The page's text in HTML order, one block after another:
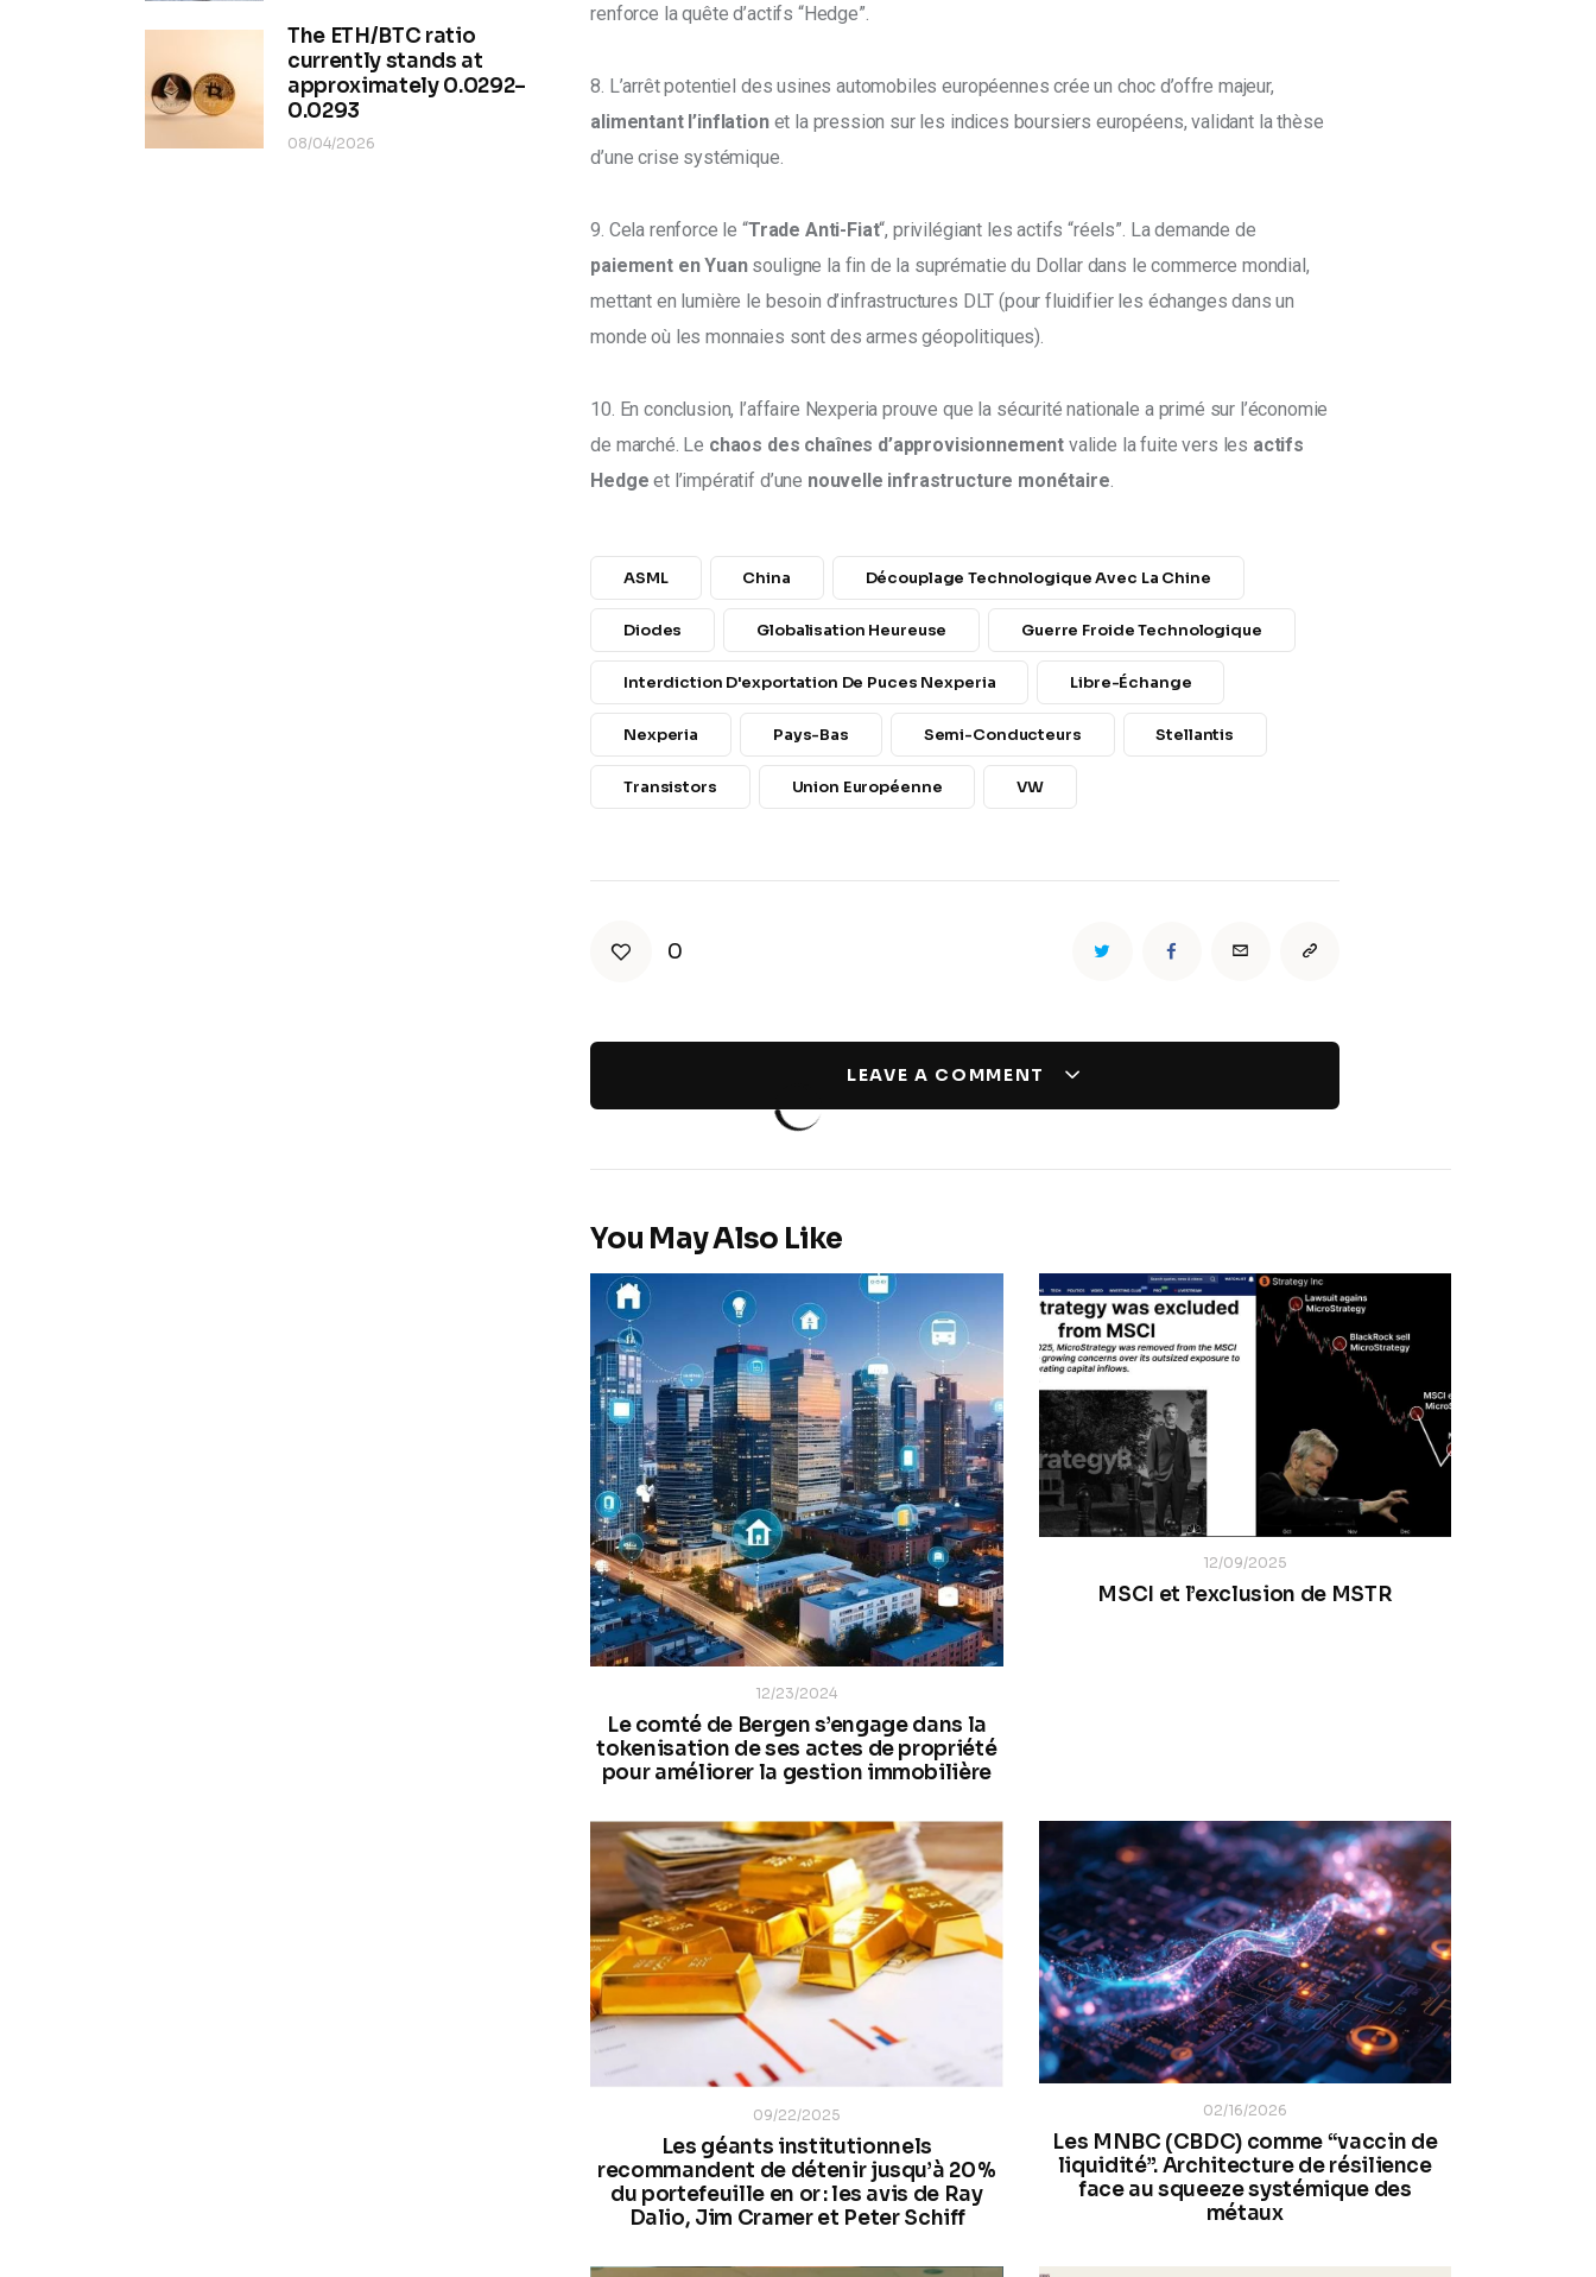
renforce la quête d’actifs “Hedge”.
8. L’arrêt potentiel des usines automobiles européennes crée un choc d’offre majeur,
alimentant l’inflation et la pression sur les indices boursiers européens, validant la thèse
d’une crise systémique.
9. Cela renforce le “Trade Anti-Fiat“, privilégiant les actifs “réels”. La demande de
paiement en Yuan souligne la fin de la suprématie du Dollar dans le commerce mondial,
mettant en lumière le besoin d’infrastructures DLT (pour fluidifier les échanges dans un
monde où les monnaies sont des armes géopolitiques).
10. En conclusion, l’affaire Nexperia prouve que la sécurité nationale a primé sur l’économie
de marché. Le chaos des chaînes d’approvisionnement valide la fuite vers les actifs
Hedge et l’impératif d’une nouvelle infrastructure monétaire.
ASML China Découplage Technologique Avec La Chine
Diodes Globalisation Heureuse Guerre Froide Technologique
Interdiction D'exportation De Puces Nexperia Libre-Échange
Nexperia Pays-Bas Semi-Conducteurs Stellantis
Transistors Union Européenne VW
0
LEAVE A COMMENT
You May Also Like
12/23/2024
Le comté de Bergen s’engage dans la
tokenisation de ses actes de propriété
pour améliorer la gestion immobilière
12/09/2025
MSCI et l’exclusion de MSTR
09/22/2025
Les géants institutionnels
recommandent de détenir jusqu’à 20 %
du portefeuille en or : les avis de Ray
Dalio, Jim Cramer et Peter Schiff
02/16/2026
Les MNBC (CBDC) comme “vaccin de
liquidité”. Architecture de résilience
face au squeeze systémique des
métaux
The ETH/BTC ratio
currently stands at
approximately 0.0292–
0.0293
08/04/2026